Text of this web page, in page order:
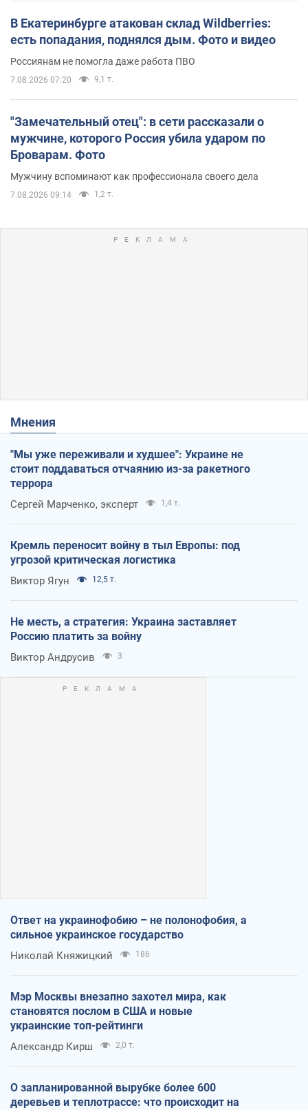
В Екатеринбурге атакован склад Wildberries:
есть попадания, поднялся дым. Фото и видео
Россиянам не помогла даже работа ПВО
7.08.2026 07:20 9,1 т.
"Замечательный отец": в сети рассказали о
мужчине, которого Россия убила ударом по
Броварам. Фото
Мужчину вспоминают как профессионала своего дела
7.08.2026 09:14 1,2 т.
Мнения
"Мы уже переживали и худшее": Украине не
стоит поддаваться отчаянию из-за ракетного
террора
Сергей Марченко, эксперт 1,4 т.
Кремль переносит войну в тыл Европы: под
угрозой критическая логистика
Виктор Ягун 12,5 т.
Не месть, а стратегия: Украина заставляет
Россию платить за войну
Виктор Андрусив 3
Ответ на украинофобию – не полонофобия, а
сильное украинское государство
Николай Княжицкий 186
Мэр Москвы внезапно захотел мира, как
становятся послом в США и новые
украинские топ-рейтинги
Александр Кирш 2,0 т.
О запланированной вырубке более 600
деревьев и теплотрассе: что происходит на